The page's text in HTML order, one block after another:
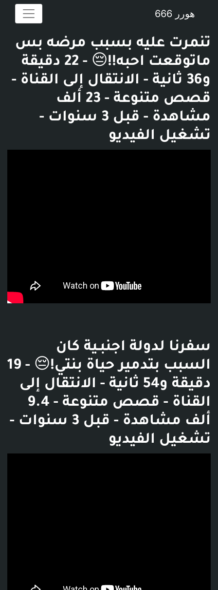
هورر 666
تنمرت عليه بسبب مرضه بس
ماتوقعت احبه!!😔 - 22 دقيقة
و36 ثانية - الانتقال إلى القناة -
قصص متنوعة - 23 ألف
مشاهدة - قبل 3 سنوات -
تشغيل الفيديو
سفرنا لدولة اجنبـية كان
السبب بتدمير حياة بنتي!😔 - 19
دقيقة و54 ثانية - الانتقال إلى
القناة - قصص متنوعة - 9.4
ألف مشاهدة - قبل 3 سنوات -
تشغيل الفيديو